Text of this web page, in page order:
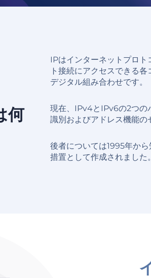
IPはインターネットプロ
ト接続にアクセスできる
デジタル組み合わせです。
現在、IPv4とIPv6の2つの
識別およびアドレス機能の
後者については1995年か
措置として作成されました。
何